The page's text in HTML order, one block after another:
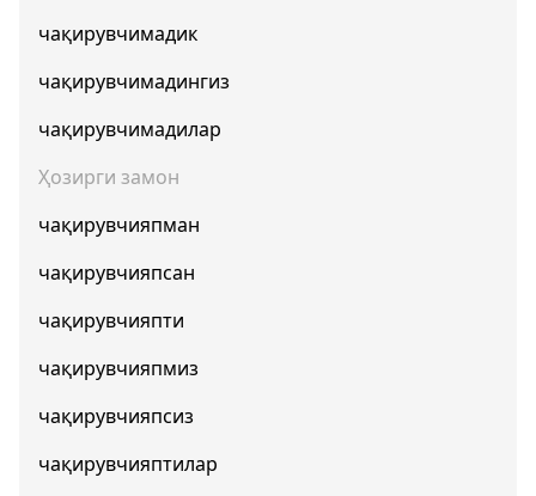
чақирувчимадик
чақирувчимадингиз
чақирувчимадилар
Ҳозирги замон
чақирувчияпман
чақирувчияпсан
чақирувчияпти
чақирувчияпмиз
чақирувчияпсиз
чақирувчияптилар